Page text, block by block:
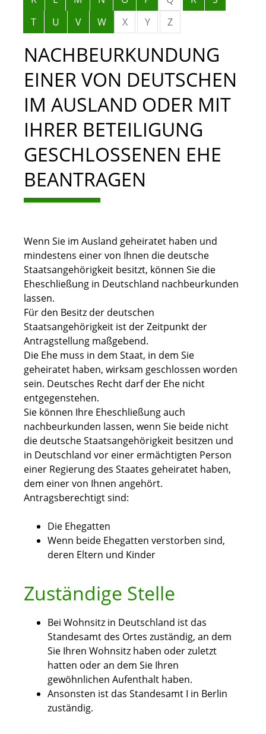
T
U V W X Y Z
NACHBEURKUNDUNG
EINER VON DEUTSCHEN
IM AUSLAND ODER MIT
IHRER BETEILIGUNG
GESCHLOSSENEN EHE
BEANTRAGEN
Wenn Sie im Ausland geheiratet haben und
mindestens einer von Ihnen die deutsche
Staatsangehörigkeit besitzt, können Sie die
Eheschließung in Deutschland nachbeurkunden
lassen.
Für den Besitz der deutschen
Staatsangehörigkeit ist der Zeitpunkt der
Antragstellung maßgebend.
Die Ehe muss in dem Staat, in dem Sie
geheiratet haben, wirksam geschlossen worden
sein. Deutsches Recht darf der Ehe nicht
entgegenstehen.
Sie können Ihre Eheschließung auch
nachbeurkunden lassen, wenn Sie beide nicht
die deutsche Staatsangehörigkeit besitzen und
in Deutschland vor einer ermächtigten Person
einer Regierung des Staates geheiratet haben,
dem einer von Ihnen angehört.
Antragsberechtigt sind:
Die Ehegatten
Wenn beide Ehegatten verstorben sind,
deren Eltern und Kinder
Zuständige Stelle
Bei Wohnsitz in Deutschland ist das
Standesamt des Ortes zuständig, an dem
Sie Ihren Wohnsitz haben oder zuletzt
hatten oder an dem Sie Ihren
gewöhnlichen Aufenthalt haben.
Ansonsten ist das Standesamt I in Berlin
zuständig.